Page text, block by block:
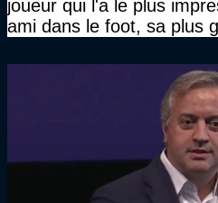
joueur qui l'a le plus
ami dans le foot, sa plus